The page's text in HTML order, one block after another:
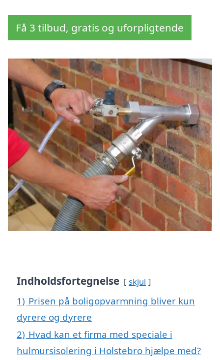
Få 3 tilbud, gratis og uforpligtende
Indholdsfortegnelse skjul
1) Prisen på boligopvarmning bliver kun
dyrere og dyrere
2) Hvad kan et firma med speciale i
hulmursisolering i Holstebro hjælpe med?